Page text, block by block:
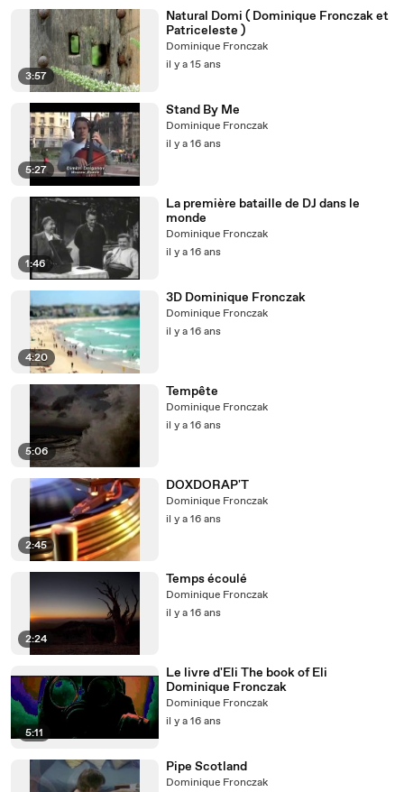
3:57
Natural Domi ( Dominique Fronczak et
Patriceleste )
Dominique Fronczak
il y a 15 ans
5:27
Stand By Me
Dominique Fronczak
il y a 16 ans
1:46
La première bataille de DJ dans le
monde
Dominique Fronczak
il y a 16 ans
4:20
3D Dominique Fronczak
Dominique Fronczak
il y a 16 ans
5:06
Tempête
Dominique Fronczak
il y a 16 ans
2:45
DOXDORAP'T
Dominique Fronczak
il y a 16 ans
2:24
Temps écoulé
Dominique Fronczak
il y a 16 ans
5:11
Le livre d'Eli The book of Eli
Dominique Fronczak
Dominique Fronczak
il y a 16 ans
Pipe Scotland
Dominique Fronczak